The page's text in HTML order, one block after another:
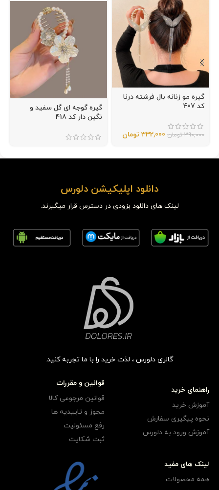
گیره مو زنانه بال فرشته درنا
کد 407
390,000 تومان 332,000 تومان
گیره گوجه ای گل سفید و
نگین دار کد 418
دانلود اپلیکیشن دلورس
لینک های دانلود بزودی در دسترس قرار میگیرند.
گالری دلورس ، لذت خرید را با ما تجربه کنید.
راهنمای خرید
آموزش خرید
نحوه پیگیری سفارش
آموزش ورود به دلورس
قوانین و مقررات
قوانین مرجوعی کالا
مجوز و تاییدیه ها
رفع مسئولیت
ثبت شکایت
لینک های مفید
همه محصولات